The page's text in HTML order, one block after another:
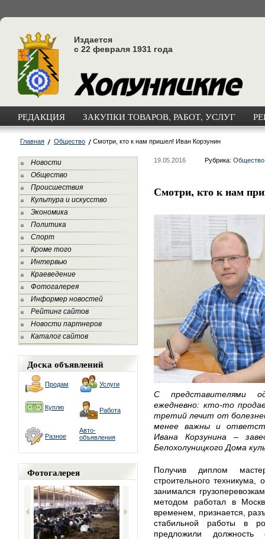
Издается
с 22 февраля 1931 года
РЕДАКЦИЯ ЗАКУПКИ ТОВАРОВ, РАБОТ, УСЛУГ
Главная Общество Смотри, кто к нам пришел! Иван Корзунин
Новости
Общество
Происшествия
Культура и искусство
Экономика
Политика
Спорт
Кроме того
Интервью
Краеведение
Фотогалерея
Информер новостей
Рейтинг сайтов
Новости партнеров
Каталог сайтов
Доска объявлений
Продам Услуги
Куплю Работа
Разное
Авто-
объявления
Фотогалерея
19.05.2016 Рубрика: Общество
Смотри, кто к нам
С представителями
ежедневно: кто-то
третий лечит от
менее важны и
Ивана Корзунина –
Белохолуницкого Дома
Получив диплом
строительного
занимался
методом работал в
временем, признается,
стабильной работы в
предложили должность